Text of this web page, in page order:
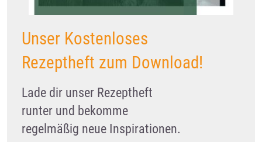
Unser Kostenloses
Rezeptheft zum Download!
Lade dir unser Rezeptheft
runter und bekomme
regelmäßig neue Inspirationen.